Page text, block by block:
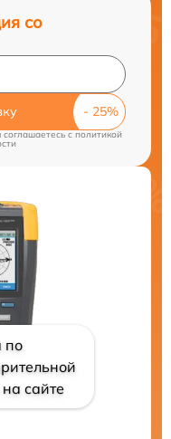
со
соглашаетесь cполитикой
по
сайте